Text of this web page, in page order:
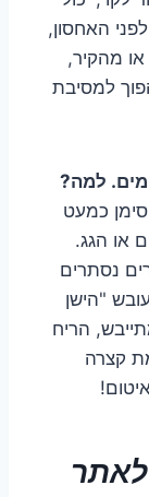
האחסון,
מהקיר,
למסיבת
למה?
כמעט
או הגג.
נסתרים
"הישן
הריח
קצרה